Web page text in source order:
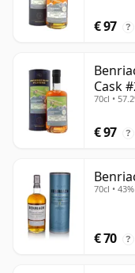
€ 97 ?
Cask
70cl •
€ 97 ?
70cl • 43%
€ 70 ?